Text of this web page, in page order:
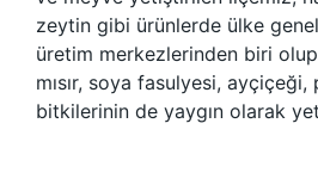
zeytin gibi ürünlerde ülke
üretim merkezlerinden biri
mısır, soya fasulyesi,
bitkilerinin de yaygın olarak